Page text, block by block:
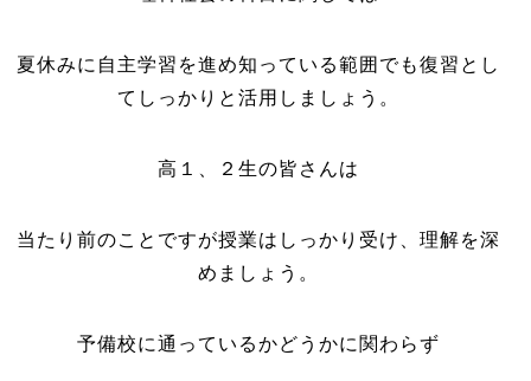
夏休みに自主学習を進め知っている範囲でも復習とし
てしっかりと活用しましょう。
高１、２生の皆さんは
当たり前のことですが授業はしっかり受け、理解を深
めましょう。
予備校に通っているかどうかに関わらず